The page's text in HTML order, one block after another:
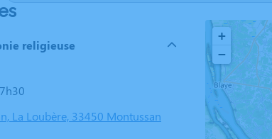
religieuse
La Loubère, 33450 Montussan
+
−